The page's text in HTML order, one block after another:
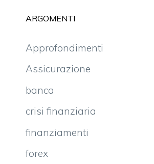
ARGOMENTI
Approfondimenti
Assicurazione
banca
crisi finanziaria
finanziamenti
forex